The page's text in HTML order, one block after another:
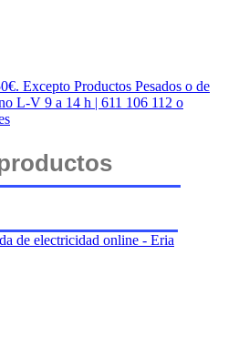
Excepto Productos Pesados o de
L-V 9 a 14 h | 611 106 112 o